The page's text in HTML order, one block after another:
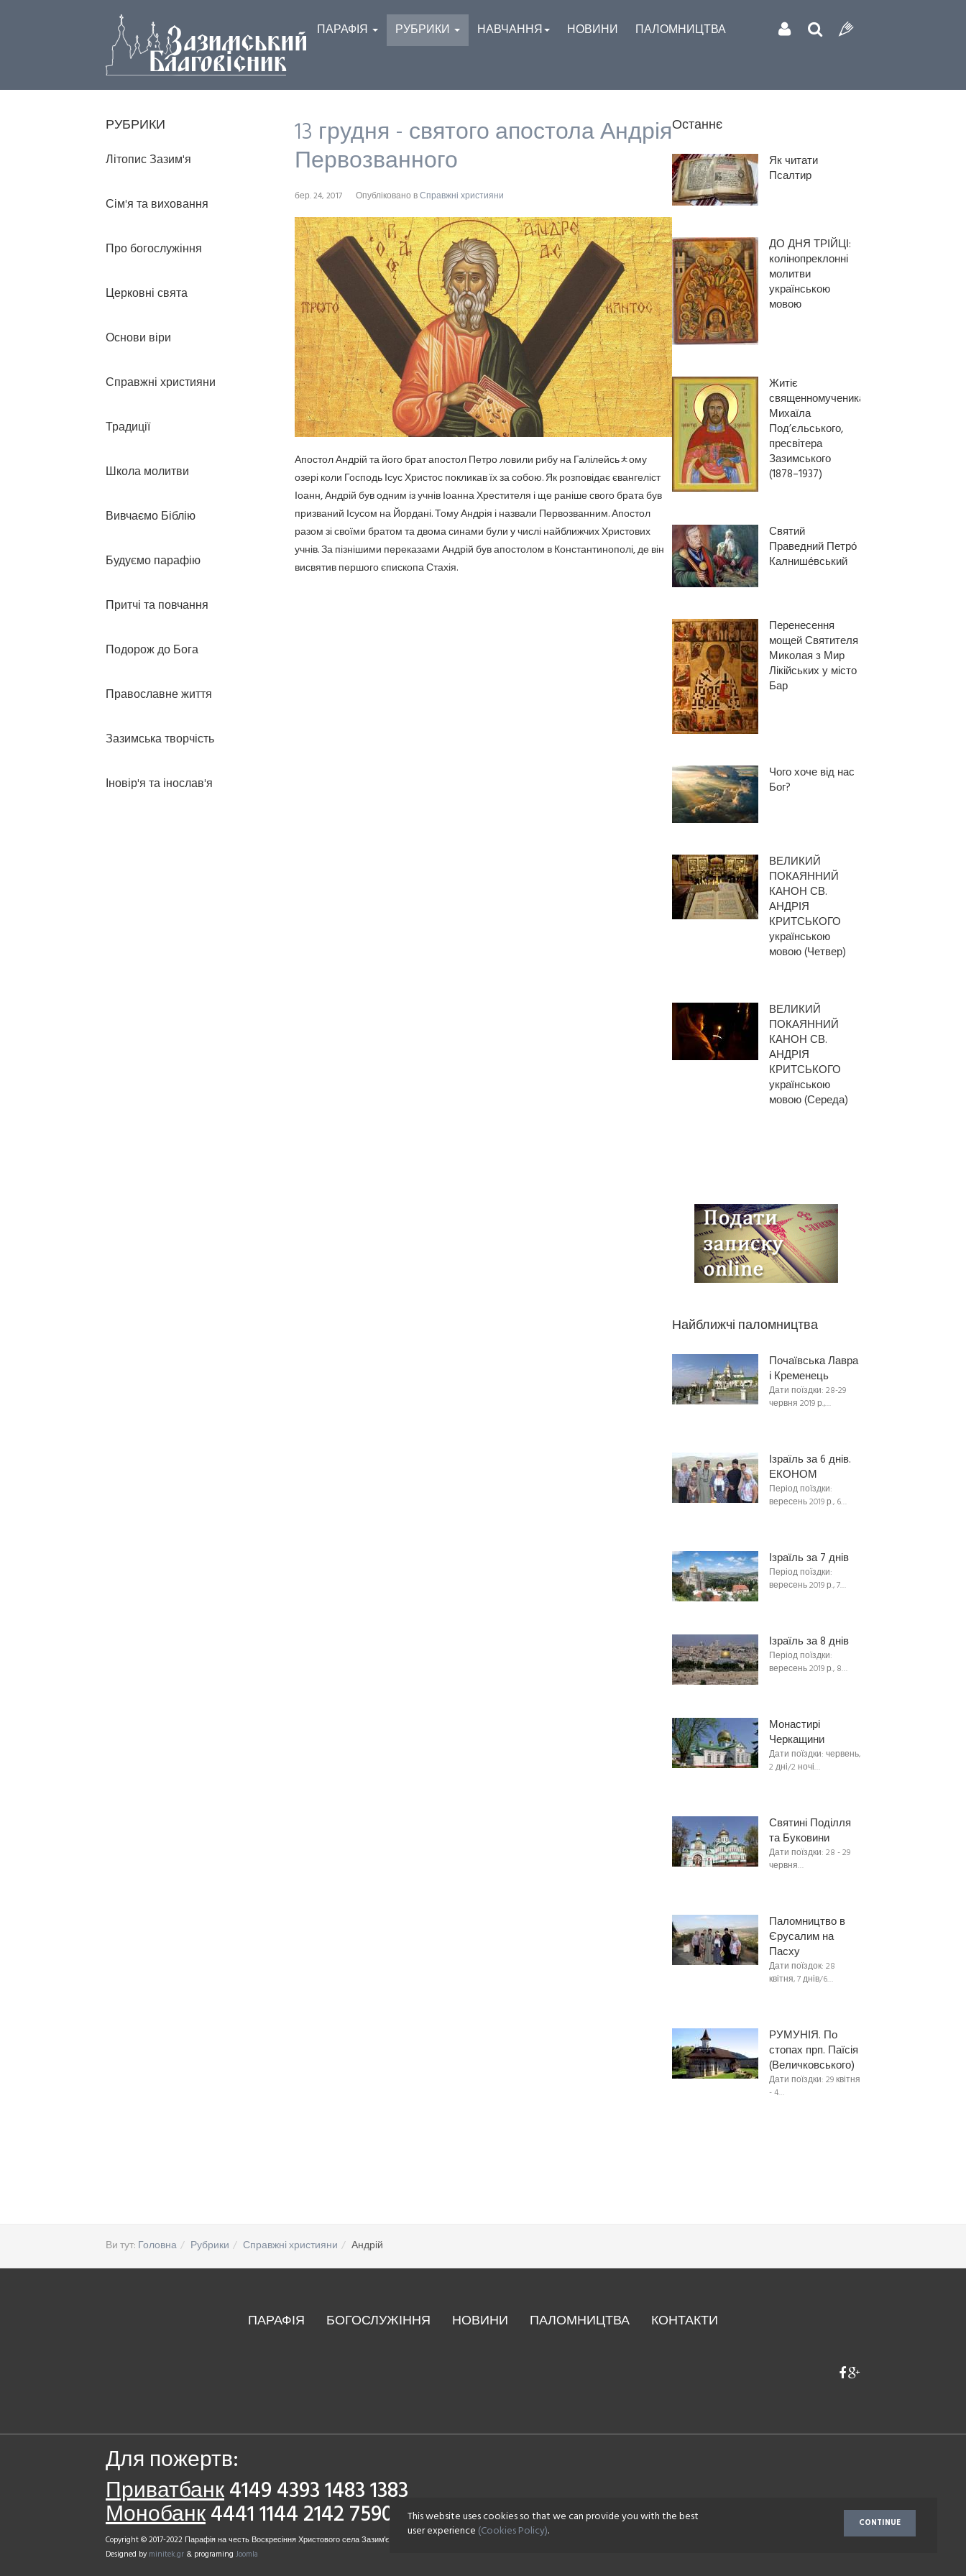
ПАРАФІЯ РУБРИКИ НАВЧАННЯ НОВИНИ ПАЛОМНИЦТВА
13 грудня - святого апостола Андрія
Первозванного
бер. 24, 2017 Опубліковано вСправжні християни
Апостол Андрій та його брат апостол Петро ловили рибу на Галілейсьﾺому
озері коли Господь Ісус Христос покликав їх за собою. Як розповідає євангеліст
Іоанн, Андрій був одним із учнів Іоанна Хрестителя і ще раніше свого брата був
призваний Ісусом на Йордані. Тому Андрія і назвали Первозванним. Апостол
разом зі своїми братом та двома синами були у числі найближчих Христових
учнів. За пізнішими переказами Андрій був апостолом в Константинополі, де він
висвятив першого єпископа Стахія.
РУБРИКИ
Літопис Зазим'я
Сім'я та виховання
Про богослужіння
Церковні свята
Основи віри
Справжні християни
Традиції
Школа молитви
Вивчаємо Біблію
Будуємо парафію
Притчі та повчання
Подорож до Бога
Православне життя
Зазимська творчість
Іновір'я та інослав'я
Останнє
Як читати
Псалтир
ДО ДНЯ ТРІЙЦІ:
колінопреклонні
молитви
українською
мовою
Житіє
священномученика
Михаїла
Под’єльського,
пресвітера
Зазимського
(1878–1937)
Святий
Праведний Петро́
Калнише́вський
Перенесення
мощей Святителя
Миколая з Мир
Лікійських у місто
Бар
Чого хоче від нас
Бог?
ВЕЛИКИЙ
ПОКАЯННИЙ
КАНОН СВ.
АНДРІЯ
КРИТСЬКОГО
українською
мовою (Четвер)
ВЕЛИКИЙ
ПОКАЯННИЙ
КАНОН СВ.
АНДРІЯ
КРИТСЬКОГО
українською
мовою (Середа)
Найближчі паломництва
Почаївська Лавра
і Кременець
Дати поїздки: 28-29
червня 2019 р.,…
Ізраїль за 6 днів.
ЕКОНОМ
Період поїздки:
вересень 2019 р., 6…
Ізраїль за 7 днів
Період поїздки:
вересень 2019 р., 7…
Ізраїль за 8 днів
Період поїздки:
вересень 2019 р., 8…
Монастирі
Черкащини
Дати поїздки: червень,
2 дні/2 ночі…
Святині Поділля
та Буковини
Дати поїздки: 28 - 29
червня…
Паломництво в
Єрусалим на
Пасху
Дати поїздок: 28
квітня, 7 днів/6…
РУМУНІЯ. По
стопах прп. Паїсія
(Величковського)
Дати поїздки: 29 квітня
- 4…
Ви тут: Головна Рубрики Справжні християни Андрій
ПАРАФІЯ БОГОСЛУЖІННЯ НОВИНИ ПАЛОМНИЦТВА КОНТАКТИ
Для пожертв:
Приватбанк4149 4393 1483 1383
Монобанк4441 1144 2142 7590
Copyright © 2017-2022 Парафія на честь Воскресіння Христового села Зазим'є. Всі права захищені.
Designed by minitek.gr & programing Joomla
This website uses cookies so that we can provide you with the best
user experience (Cookies Policy). CONTINUE